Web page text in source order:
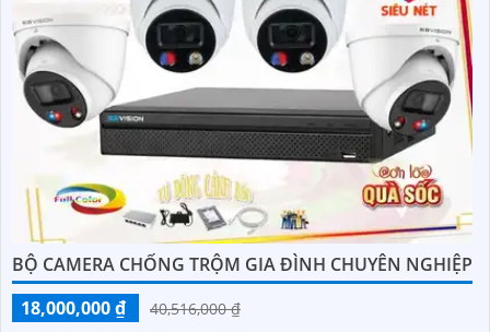
BỘ CAMERA CHỐNG TRỘM GIA ĐÌNH CHUYÊN NGHIỆP
18,000,000 ₫
40,516,000 ₫